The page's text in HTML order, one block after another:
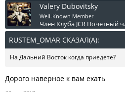
Valery Dubovitsky
Well-Known Member
Член Клуба JCR Почётный
RUSTEM_OMAR СКАЗАЛ(А):
На Дальний Восток когда приедете?
Дорого наверное к вам ехать